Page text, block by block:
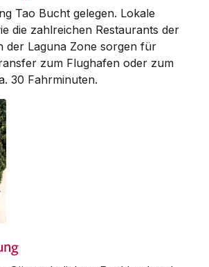
Tao Bucht gelegen. Lokale
die zahlreichen Restaurants der
der Laguna Zone sorgen für
zum Flughafen oder zum
30 Fahr­minuten.